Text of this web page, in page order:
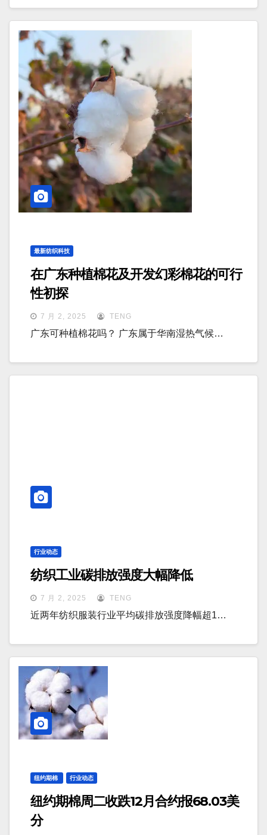
最新纺织科技
在广东种植棉花及开发幻彩棉花的可行
性初探
7 月 2, 2025 TENG
广东可种植棉花吗？ 广东属于华南湿热气候…
行业动态
纺织工业碳排放强度大幅降低
7 月 2, 2025 TENG
近两年纺织服装行业平均碳排放强度降幅超1…
纽约期棉 行业动态
纽约期棉周二收跌12月合约报68.03美
分